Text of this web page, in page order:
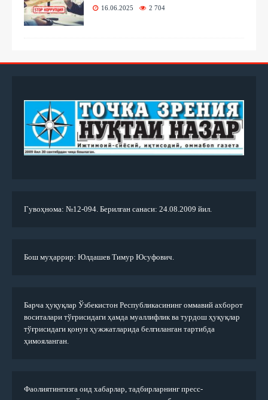
16.06.2025 2 704
Гувоҳнома: №12-094. Берилган санаси: 24.08.2009 йил.
Бош муҳаррир: Юлдашев Тимур Юсуфович.
Барча ҳуқуқлар Ўзбекистон Республикасининг оммавий ахборот
воситалари тўғрисидаги ҳамда муаллифлик ва турдош ҳуқуқлар
тўғрисидаги қонун ҳужжатларида белгиланган тартибда
ҳимояланган.
Фаолиятингизга оид хабарлар, тадбирларнинг пресс-